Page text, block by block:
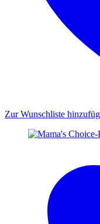
Zur Wunschliste